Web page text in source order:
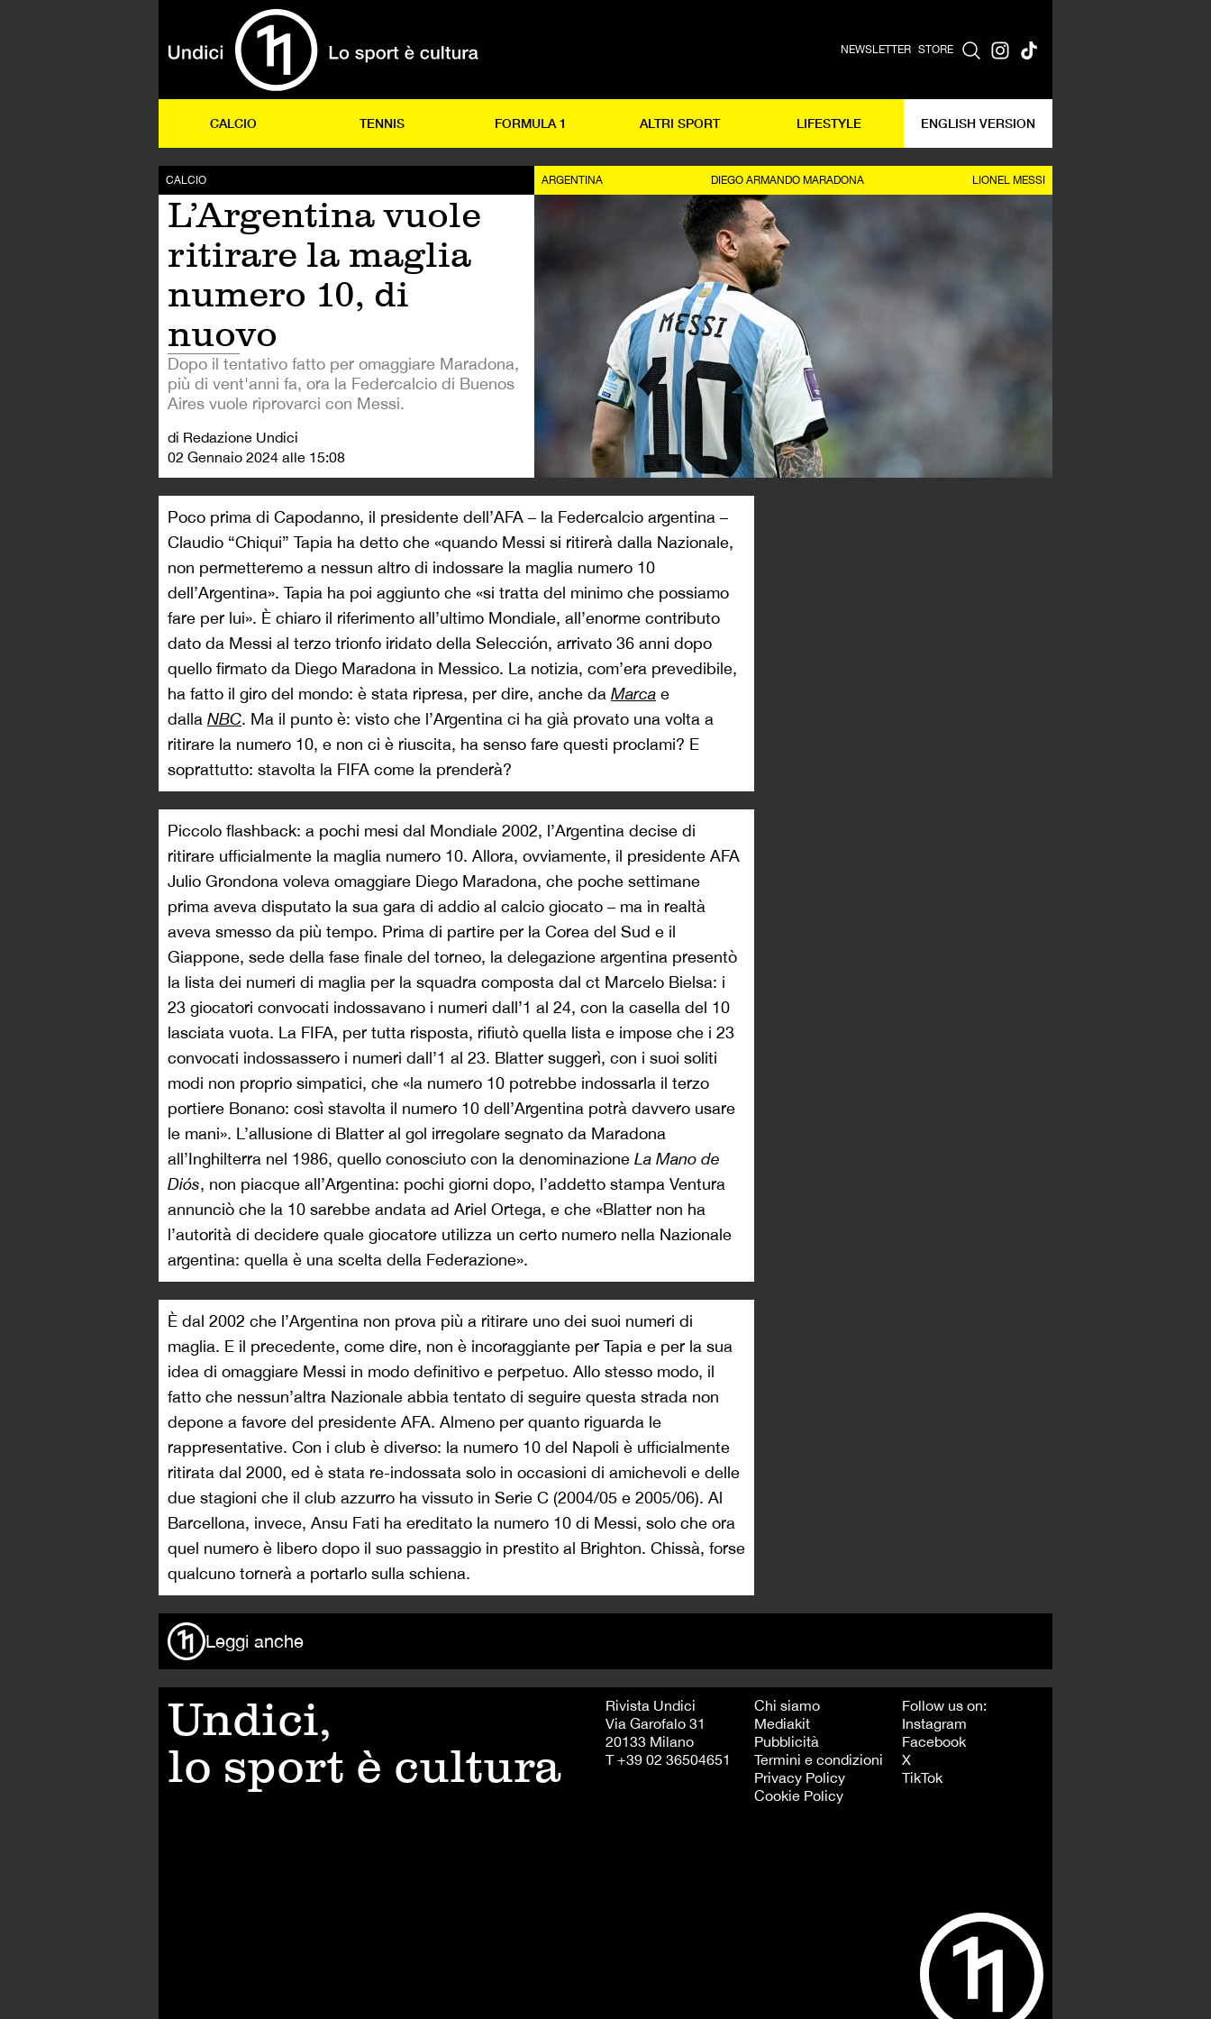
NEWSLETTER STORE
CALCIO TENNIS FORMULA 1 ALTRI SPORT LIFESTYLE ENGLISH VERSION
CALCIO
L’Argentina vuole
ritirare la maglia
numero 10, di
nuovo
Dopo il tentativo fatto per omaggiare Maradona,
più di vent'anni fa, ora la Federcalcio di Buenos
Aires vuole riprovarci con Messi.
di Redazione Undici
02 Gennaio 2024 alle 15:08
ARGENTINA DIEGO ARMANDO MARADONA LIONEL MESSI
Poco prima di Capodanno, il presidente dell’AFA – la Federcalcio argentina –
Claudio “Chiqui” Tapia ha detto che «quando Messi si ritirerà dalla Nazionale,
non permetteremo a nessun altro di indossare la maglia numero 10
dell’Argentina». Tapia ha poi aggiunto che «si tratta del minimo che possiamo
fare per lui». È chiaro il riferimento all’ultimo Mondiale, all’enorme contributo
dato da Messi al terzo trionfo iridato della Selección, arrivato 36 anni dopo
quello firmato da Diego Maradona in Messico. La notizia, com’era prevedibile,
ha fatto il giro del mondo: è stata ripresa, per dire, anche da Marca e
dalla NBC. Ma il punto è: visto che l’Argentina ci ha già provato una volta a
ritirare la numero 10, e non ci è riuscita, ha senso fare questi proclami? E
soprattutto: stavolta la FIFA come la prenderà?
Piccolo flashback: a pochi mesi dal Mondiale 2002, l’Argentina decise di
ritirare ufficialmente la maglia numero 10. Allora, ovviamente, il presidente AFA
Julio Grondona voleva omaggiare Diego Maradona, che poche settimane
prima aveva disputato la sua gara di addio al calcio giocato – ma in realtà
aveva smesso da più tempo. Prima di partire per la Corea del Sud e il
Giappone, sede della fase finale del torneo, la delegazione argentina presentò
la lista dei numeri di maglia per la squadra composta dal ct Marcelo Bielsa: i
23 giocatori convocati indossavano i numeri dall’1 al 24, con la casella del 10
lasciata vuota. La FIFA, per tutta risposta, rifiutò quella lista e impose che i 23
convocati indossassero i numeri dall’1 al 23. Blatter suggerì, con i suoi soliti
modi non proprio simpatici, che «la numero 10 potrebbe indossarla il terzo
portiere Bonano: così stavolta il numero 10 dell’Argentina potrà davvero usare
le mani». L’allusione di Blatter al gol irregolare segnato da Maradona
all’Inghilterra nel 1986, quello conosciuto con la denominazione La Mano de
Diós, non piacque all’Argentina: pochi giorni dopo, l’addetto stampa Ventura
annunciò che la 10 sarebbe andata ad Ariel Ortega, e che «Blatter non ha
l’autorità di decidere quale giocatore utilizza un certo numero nella Nazionale
argentina: quella è una scelta della Federazione».
È dal 2002 che l’Argentina non prova più a ritirare uno dei suoi numeri di
maglia. E il precedente, come dire, non è incoraggiante per Tapia e per la sua
idea di omaggiare Messi in modo definitivo e perpetuo. Allo stesso modo, il
fatto che nessun’altra Nazionale abbia tentato di seguire questa strada non
depone a favore del presidente AFA. Almeno per quanto riguarda le
rappresentative. Con i club è diverso: la numero 10 del Napoli è ufficialmente
ritirata dal 2000, ed è stata re-indossata solo in occasioni di amichevoli e delle
due stagioni che il club azzurro ha vissuto in Serie C (2004/05 e 2005/06). Al
Barcellona, invece, Ansu Fati ha ereditato la numero 10 di Messi, solo che ora
quel numero è libero dopo il suo passaggio in prestito al Brighton. Chissà, forse
qualcuno tornerà a portarlo sulla schiena.
Leggi anche
Undici,
lo sport è cultura
Rivista Undici
Via Garofalo 31
20133 Milano
T +39 02 36504651
Chi siamo
Mediakit
Pubblicità
Termini e condizioni
Privacy Policy
Cookie Policy
Follow us on:
Instagram
Facebook
X
TikTok